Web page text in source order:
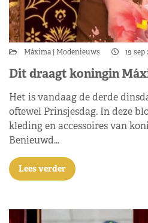
Máxima Modenieuws 19 sep
Dit draagt koningin
Het is vandaag de derde
oftewel Prinsjesdag. In deze
kleding en accessoires van
Benieuwd…
Lees verder